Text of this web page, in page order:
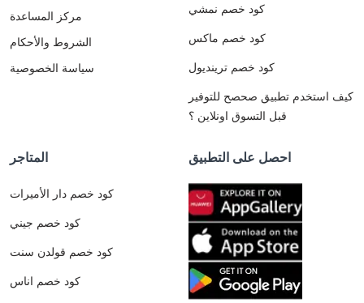
مركز المساعدة
الشروط والأحكام
سياسة الخصوصية
كود خصم نمشي
كود خصم ماكس
كود خصم ترينديول
كيف استخدم تطبيق صحصح للتوفير
قبل التسوق اونلاين ؟
المتاجر
كود خصم دار الأميرات
كود خصم جيني
كود خصم قولدن سنت
كود خصم اناس
احصل على التطبيق